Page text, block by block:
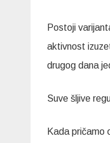
Postoji
aktivnost
drugog dana
Suve šljive
Kada pričamo